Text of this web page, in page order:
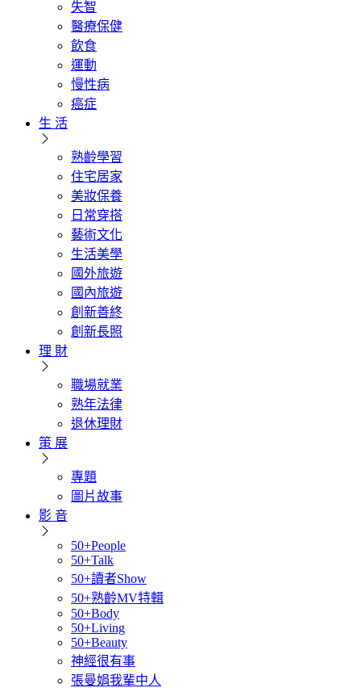
失智
醫療保健
飲食
運動
慢性病
癌症
生 活
熟齡學習
住宅居家
美妝保養
日常穿搭
藝術文化
生活美學
國外旅遊
國內旅遊
創新善終
創新長照
理 財
職場就業
熟年法律
退休理財
策 展
專題
圖片故事
影 音
50+People
50+Talk
50+讀者Show
50+熟齡MV特輯
50+Body
50+Living
50+Beauty
神經很有事
張曼娟我輩中人